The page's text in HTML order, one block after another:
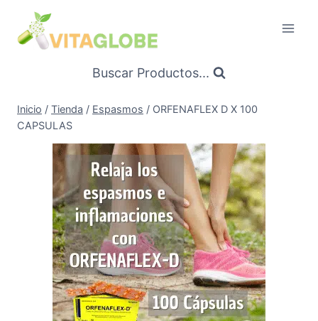
Contenido
Buscar Productos...
Inicio / Tienda / Espasmos / ORFENAFLEX D X 100
CAPSULAS